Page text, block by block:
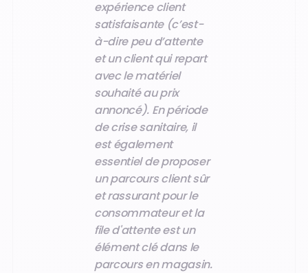
expérience client
satisfaisante (c’est-
à-dire peu d’attente
et un client qui repart
avec le matériel
souhaité au prix
annoncé). En période
de crise sanitaire, il
est également
essentiel de proposer
un parcours client sûr
et rassurant pour le
consommateur et la
file d'attente est un
élément clé dans le
parcours en magasin.